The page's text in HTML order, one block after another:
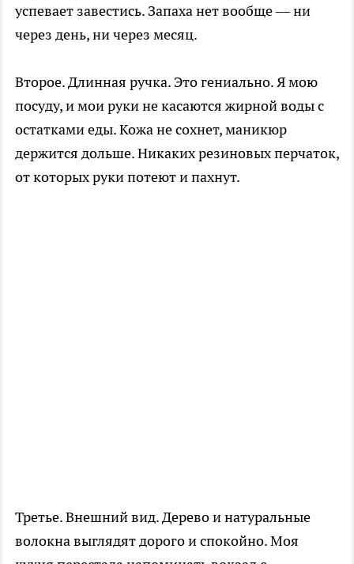
успевает завестись. Запаха нет вообще — ни
через день, ни через месяц.
Второе. Длинная ручка. Это гениально. Я мою
посуду, и мои руки не касаются жирной воды с
остатками еды. Кожа не сохнет, маникюр
держится дольше. Никаких резиновых перчаток,
от которых руки потеют и пахнут.
Третье. Внешний вид. Дерево и натуральные
волокна выглядят дорого и спокойно. Моя